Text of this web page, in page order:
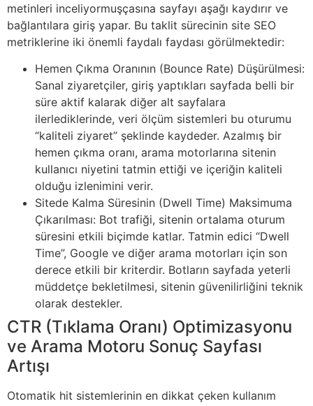
metinleri inceliyormuşçasına sayfayı aşağı kaydırır ve
bağlantılara giriş yapar. Bu taklit sürecinin site SEO
metriklerine iki önemli faydalı faydası görülmektedir:
Hemen Çıkma Oranının (Bounce Rate) Düşürülmesi:
Sanal ziyaretçiler, giriş yaptıkları sayfada belli bir
süre aktif kalarak diğer alt sayfalara
ilerlediklerinde, veri ölçüm sistemleri bu oturumu
“kaliteli ziyaret” şeklinde kaydeder. Azalmış bir
hemen çıkma oranı, arama motorlarına sitenin
kullanıcı niyetini tatmin ettiği ve içeriğin kaliteli
olduğu izlenimini verir.
Sitede Kalma Süresinin (Dwell Time) Maksimuma
Çıkarılması: Bot trafiği, sitenin ortalama oturum
süresini etkili biçimde katlar. Tatmin edici “Dwell
Time”, Google ve diğer arama motorları için son
derece etkili bir kriterdir. Botların sayfada yeterli
müddetçe bekletilmesi, sitenin güvenilirliğini teknik
olarak destekler.
CTR (Tıklama Oranı) Optimizasyonu
ve Arama Motoru Sonuç Sayfası
Artışı
Otomatik hit sistemlerinin en dikkat çeken kullanım